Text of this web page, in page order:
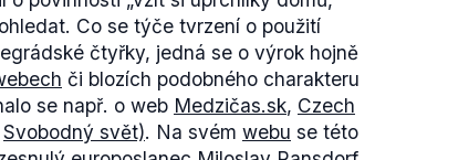
Co se týče tvrzení o použití
čtyřky, jedná se o výrok hojně
či blozích podobného charakteru
se např. o web Medzičas.sk, Czech
Svobodný svět). Na svém webu se této